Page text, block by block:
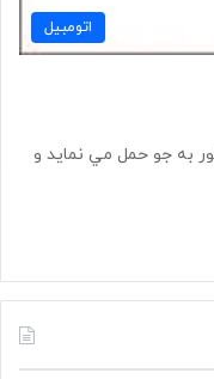
اتومبیل
به جو حمل مي نمايد و